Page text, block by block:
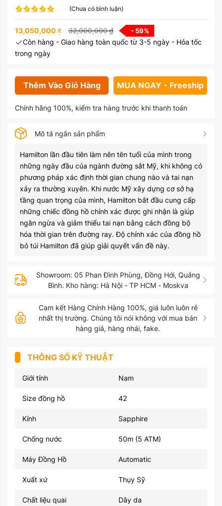
(Chưa có bình luận)
13,050,000 ₫ 32,000,000₫ - 59%
Còn hàng - Giao hàng toàn quốc từ 3-5 ngày - Hỏa tốc
trong ngày
Thêm Vào Giỏ Hàng MUA NGAY - Freeship
Chính hãng 100%, kiểm tra hàng trước khi thanh toán
Mô tả ngắn sản phẩm
Hamilton lần đầu tiên làm nên tên tuổi của mình trong
những ngày đầu của ngành đường sắt Mỹ, khi không có
phương pháp xác định thời gian chung nào và tai nạn
xảy ra thường xuyên. Khi nước Mỹ xây dựng cơ sở hạ
tầng quan trọng của mình, Hamilton bắt đầu cung cấp
những chiếc đồng hồ chính xác được ghi nhận là giúp
ngăn ngừa và giảm thiểu tai nạn bằng cách đồng bộ
hóa thời gian trên đường ray. Độ chính xác của đồng hồ
bỏ túi Hamilton đã giúp giải quyết vấn đề này.
Showroom: 05 Phan Đình Phùng, Đồng Hới, Quảng
Bình. Kho hàng: Hà Nội - TP HCM - Moskva
Cam kết Hàng Chính Hàng 100%, giá luôn luôn rẻ
nhất thị trường. Chúng tôi nói không với mua bán
hàng giả, hàng nhái, fake.
THÔNG SỐ KỸ THUẬT
Giới tính Nam
Size đồng hồ 42
Kính Sapphire
Chống nước 50m (5 ATM)
Máy Đồng Hồ Automatic
Xuất xứ Thụy Sỹ
Chất liệu quai Dây da